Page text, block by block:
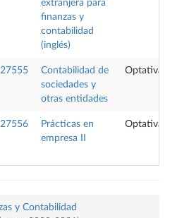
extranjera para
finanzas y
contabilidad
(inglés)
27555
Contabilidad de
sociedades y
otras entidades
Optativa
27556
Prácticas en
empresa II
Optativa
y Contabilidad